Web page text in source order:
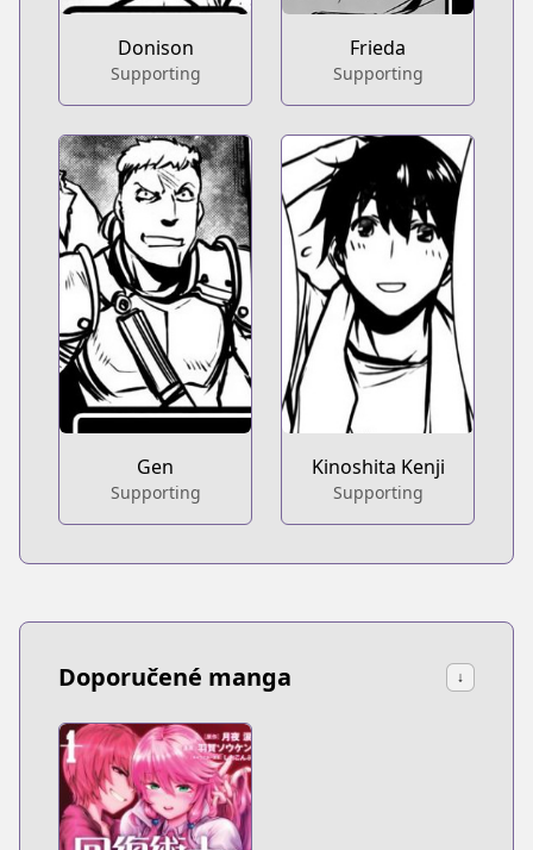
Donison
Supporting
Frieda
Supporting
Gen
Supporting
Kinoshita Kenji
Supporting
Doporučené manga ↓